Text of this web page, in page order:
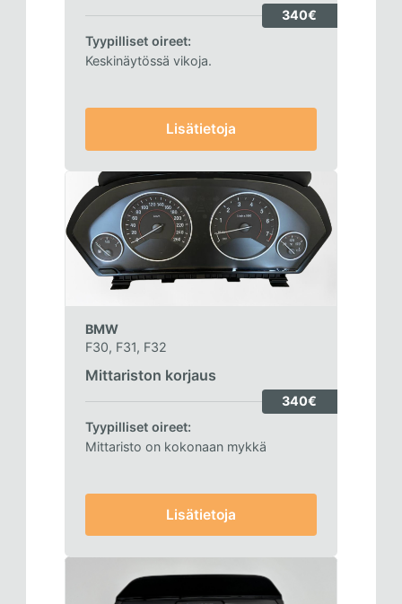
340€
Tyypilliset oireet:
Keskinäytössä vikoja.
Lisätietoja
BMW
F30, F31, F32
Mittariston korjaus
340€
Tyypilliset oireet:
Mittaristo on kokonaan mykkä
Lisätietoja